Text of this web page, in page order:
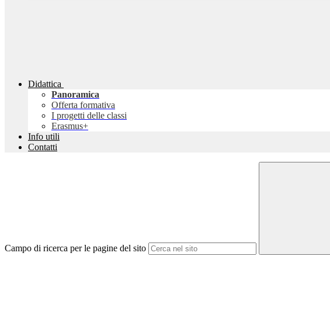
Didattica
Panoramica
Offerta formativa
I progetti delle classi
Erasmus+
Info utili
Contatti
Campo di ricerca per le pagine del sito